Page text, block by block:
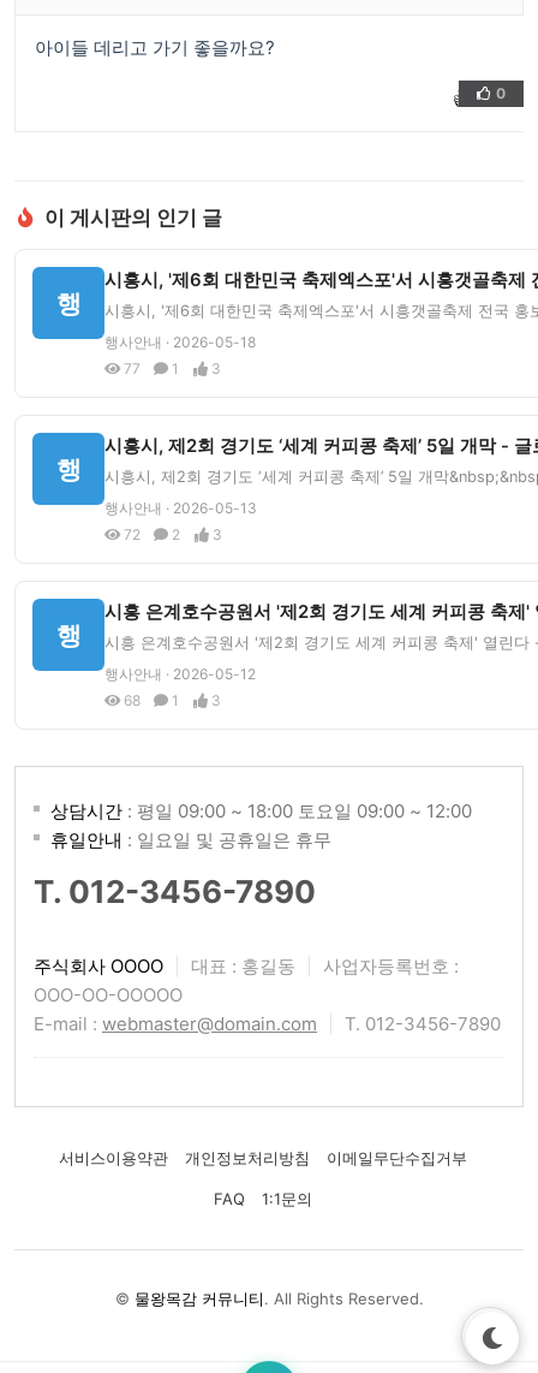
아이들 데리고 가기 좋을까요?
👍 ❤️
0
이 게시판의 인기 글
행
시흥시, '제6회 대한민국 축제엑스포'서 시흥갯골축제
시흥시, '제6회 대한민국 축제엑스포'서 시흥갯골축제 전국
행사안내 · 2026-05-18
77
1 3
행
시흥시, 제2회 경기도 ‘세계 커피콩 축제’ 5일 개막 -
시흥시, 제2회 경기도 ‘세계 커피콩 축제’ 5일 개막
행사안내 · 2026-05-13
72
2 3
행
시흥 은계호수공원서 '제2회 경기도 세계 커피콩 축제
시흥 은계호수공원서 '제2회 경기도 세계 커피콩 축제' 열린
행사안내 · 2026-05-12
68
1 3
상담시간 : 평일 09:00 ~ 18:00 토요일 09:00 ~ 12:00
휴일안내 : 일요일 및 공휴일은 휴무
T. 012-3456-7890
주식회사 OOOO 대표 : 홍길동
사업자등록번호 :
OOO-OO-OOOOO
E-mail : webmaster@domain.com T. 012-3456-7890
서비스이용약관 개인정보처리방침 이메일무단수집거부
FAQ 1:1문의
© 물왕목감 커뮤니티. All Rights Reserved.